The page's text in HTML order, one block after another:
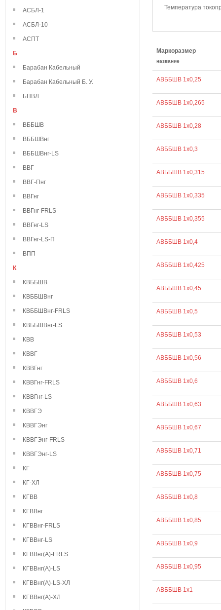
АСБЛ-1
АСБЛ-10
АСПТ
Б
Барабан Кабельный
Барабан Кабельный Б. У.
БПВЛ
В
ВББШВ
ВББШВнг
ВББШВнг-LS
ВВГ
ВВГ-Пнг
ВВГнг
ВВГнг-FRLS
ВВГнг-LS
ВВГнг-LS-П
ВПП
К
КВББШВ
КВББШВнг
КВББШВнг-FRLS
КВББШВнг-LS
КВВ
КВВГ
КВВГнг
КВВГнг-FRLS
КВВГнг-LS
КВВГЭ
КВВГЭнг
КВВГЭнг-FRLS
КВВГЭнг-LS
КГ
КГ-ХЛ
КГВВ
КГВВнг
КГВВнг-FRLS
КГВВнг-LS
КГВВнг(А)-FRLS
КГВВнг(А)-LS
КГВВнг(А)-LS-ХЛ
КГВВнг(А)-ХЛ
Температура
Маркоразмер
название
АВББШВ 1х0,25
АВББШВ 1х0,265
АВББШВ 1х0,28
АВББШВ 1х0,3
АВББШВ 1х0,315
АВББШВ 1х0,335
АВББШВ 1х0,355
АВББШВ 1х0,4
АВББШВ 1х0,425
АВББШВ 1х0,45
АВББШВ 1х0,5
АВББШВ 1х0,53
АВББШВ 1х0,56
АВББШВ 1х0,6
АВББШВ 1х0,63
АВББШВ 1х0,67
АВББШВ 1х0,71
АВББШВ 1х0,75
АВББШВ 1х0,8
АВББШВ 1х0,85
АВББШВ 1х0,9
АВББШВ 1х0,95
АВББШВ 1х1